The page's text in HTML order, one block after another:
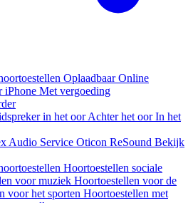
OplaadbaarOnline
iPhone Met vergoeding
in het oorAchter het oorIn het
Audio Service Oticon ReSound Bekijk
Hoortoestellen sociale
voor muziek Hoortoestellen voor de
voor het sporten Hoortoestellen met